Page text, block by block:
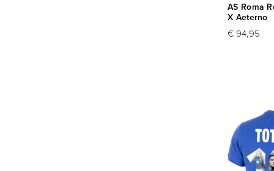
AS Roma
X Aeterno
€ 94,95